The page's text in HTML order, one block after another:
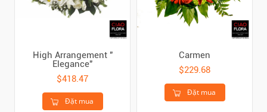
High Arrangement "
Elegance"
$418.47
Đặt mua
Carmen
$229.68
Đặt mua